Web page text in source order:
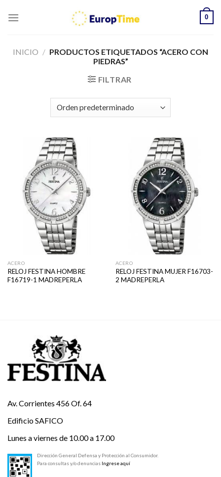
0
INICIO / PRODUCTOS ETIQUETADOS “ACERO CON
PIEDRAS”
FILTRAR
ACERO
RELOJ FESTINA HOMBRE
F16719-1 MADREPERLA
ACERO
RELOJ FESTINA MUJER F16703-
2 MADREPERLA
Av. Corrientes 456 Of. 64
Edificio SAFICO
Lunes a viernes de 10.00 a 17.00
Dirección General Defensa y Protección al Consumidor.
Para consultas y/o denuncias Ingrese aquí